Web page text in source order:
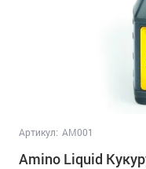
Артикул: AM001
Amino Liquid